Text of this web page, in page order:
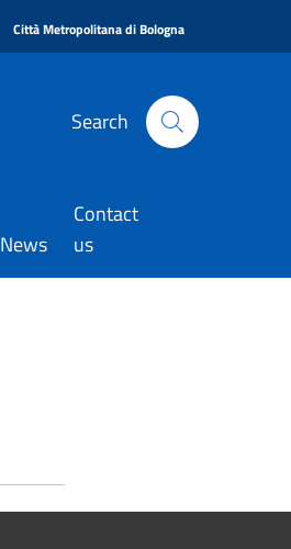
Città Metropolitana di Bologna
Search
News
Contact
us